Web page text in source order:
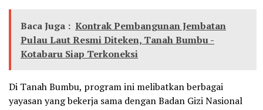
Baca Juga : Kontrak Pembangunan Jembatan
Pulau Laut Resmi Diteken, Tanah Bumbu -
Kotabaru Siap Terkoneksi
Di Tanah Bumbu, program ini melibatkan berbagai
yayasan yang bekerja sama dengan Badan Gizi Nasional